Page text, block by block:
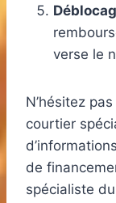
verse le
N’hésitez
courtier
de
spécialiste